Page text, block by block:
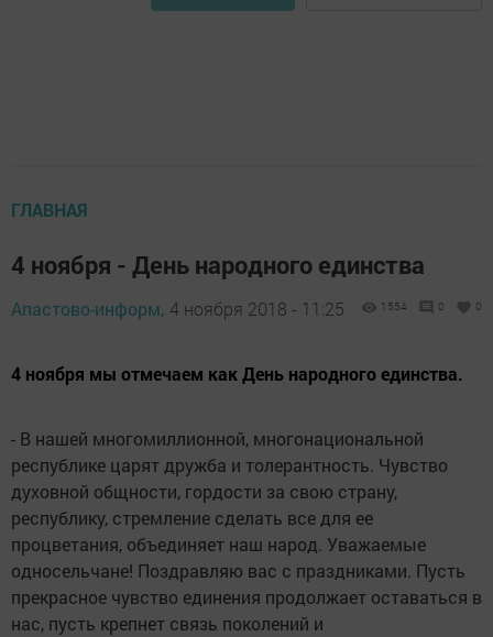
ГЛАВНАЯ
4 ноября - День народного единства
Апастово-информ, 4 ноября 2018 - 11:25 1554 0 0
4 ноября мы отмечаем как День народного единства.
- В нашей многомиллионной, многонациональной
республике царят дружба и толерантность. Чувство
духовной общности, гордости за свою страну,
республику, стремление сделать все для ее
процветания, объединяет наш народ. Уважаемые
односельчане! Поздравляю вас с праздниками. Пусть
прекрасное чувство единения продолжает оставаться в
нас, пусть крепнет связь поколений и